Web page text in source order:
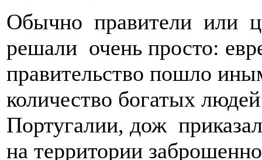
Обычно правители или
решали очень просто:
правительство пошло
количество богатых
Португалии, дож
на территории